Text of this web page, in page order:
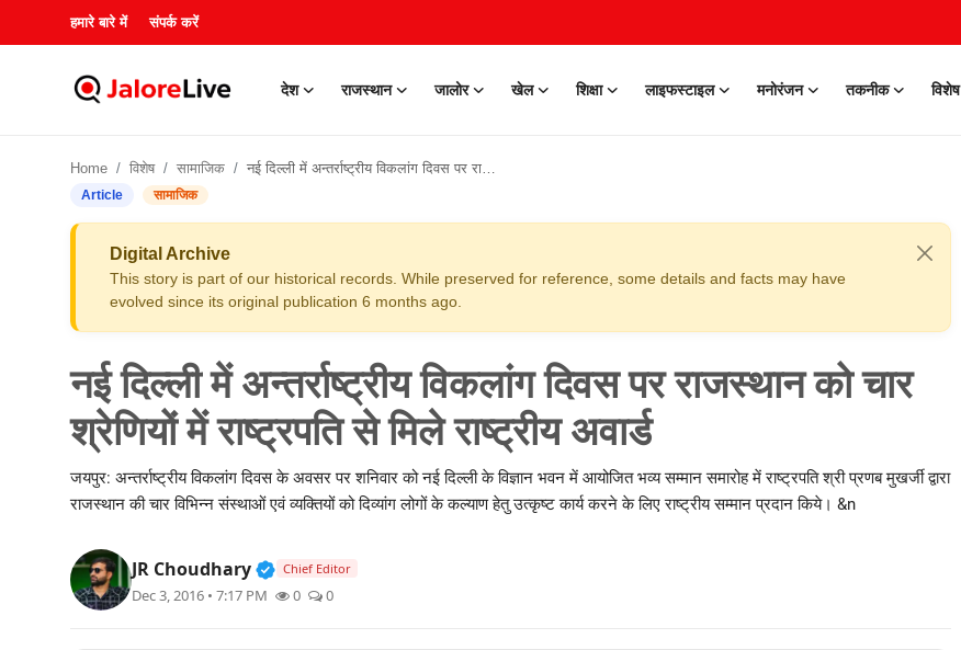
हमारे बारे में संपर्क करें
देश राजस्थान जालोर खेल शिक्षा लाइफस्टाइल मनोरंजन तकनीक विशेष
लाइफस्टाइल
Home विशेष सामाजिक नई दिल्ली में अन्तर्राष्ट्रीय विकलांग दिवस पर राजस्थान को चार श्रेणियों में राष्ट्रपति से मिले राष्ट्रीय अवार्ड
Article सामाजिक
Digital Archive
This story is part of our historical records. While preserved for reference, some details and facts may have
evolved since its original publication 6 months ago.
नई दिल्ली में अन्तर्राष्ट्रीय विकलांग दिवस पर राजस्थान को चार
श्रेणियों में राष्ट्रपति से मिले राष्ट्रीय अवार्ड
जयपुर: अन्तर्राष्ट्रीय विकलांग दिवस के अवसर पर शनिवार को नई दिल्ली के विज्ञान भवन में आयोजित भव्य सम्मान समारोह में राष्ट्रपति श्री प्रणब मुखर्जी द्वारा
राजस्थान की चार विभिन्न संस्थाओं एवं व्यक्तियों को दिव्यांग लोगों के कल्याण हेतु उत्कृष्ट कार्य करने के लिए राष्ट्रीय सम्मान प्रदान किये। &n
JR Choudhary Verified Public Figure • 30 Mar, 2026
Chief Editor
Dec 3, 2016 • 7:17 PM 0 0